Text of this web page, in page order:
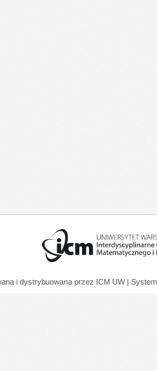
i dystrybuowana przez ICM UW |